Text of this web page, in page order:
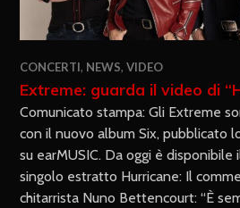
CONCERTI, NEWS,VIDEO
Extreme: guarda il video di
Comunicato stampa: Gli Extreme
con il nuovo album Six, pubblicato
su earMUSIC. Da oggi è
singolo estratto Hurricane: Il
chitarrista Nuno Bettencourt: “È